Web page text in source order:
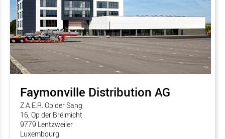
Faymonville Distribution AG
Z.A.E.R. Op der Sang
16, Op der Bréimicht
9779 Lentzweiler
Luxembourg